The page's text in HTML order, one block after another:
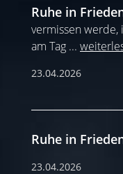
Ruhe in
vermissen werde,
am Tag ...
23.04.2026
Ruhe in
23.04.2026